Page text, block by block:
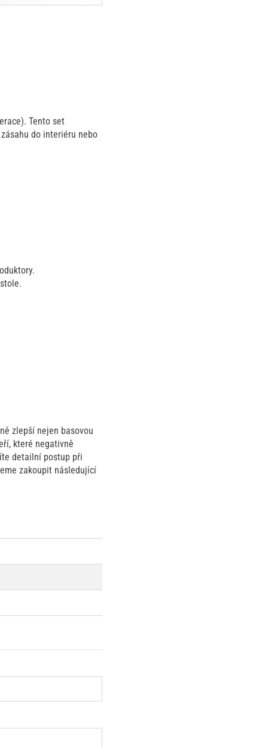
Tento set
do interiéru nebo
zlepší nejen basovou
které negativně
detailní postup při
zakoupit následující